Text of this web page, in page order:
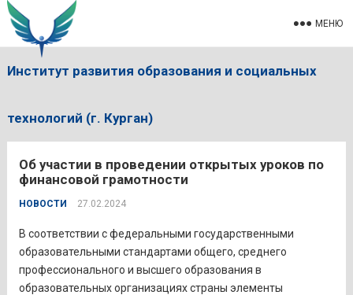
Институт развития образования и социальных
технологий (г. Курган)
МЕНЮ
Об участии в проведении открытых уроков по
финансовой грамотности
НОВОСТИ 27.02.2024
В соответствии с федеральными государственными
образовательными стандартами общего, среднего
профессионального и высшего образования в
образовательных организациях страны элементы